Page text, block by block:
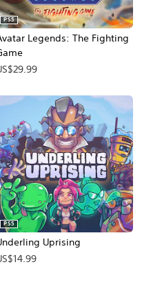
Legends: The Fighting
PS5
Uprising
PS5